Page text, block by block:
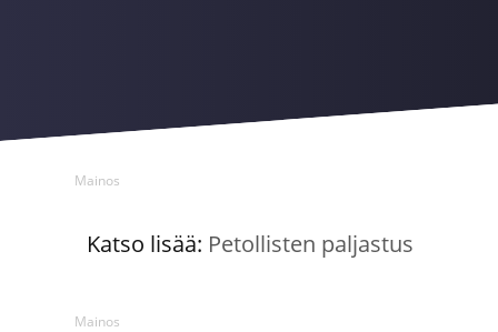
Mainos
Katso lisää: Petollisten paljastus
Mainos